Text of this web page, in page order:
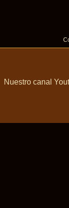
Nuestro canal